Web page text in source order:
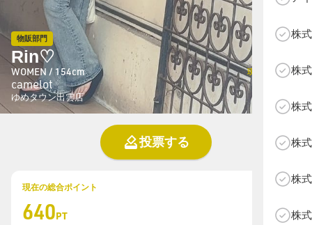
株
株
株
株
株
株
物販部門
Rin♡
WOMEN / 154cm
camelot
ゆめタウン出雲店
現在の総投票数
108
投票する
現在の総合ポイント
640PT